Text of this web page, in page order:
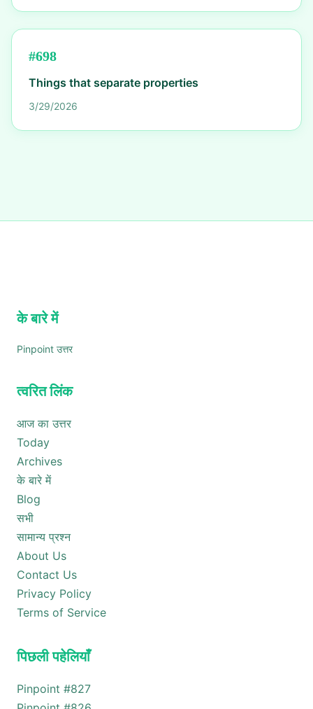
#698
Things that separate properties
3/29/2026
के बारे में
Pinpoint उत्तर
त्वरित लिंक
आज का उत्तर
Today
Archives
के बारे में
Blog
सभी
सामान्य प्रश्न
About Us
Contact Us
Privacy Policy
Terms of Service
पिछली पहेलियाँ
Pinpoint #827